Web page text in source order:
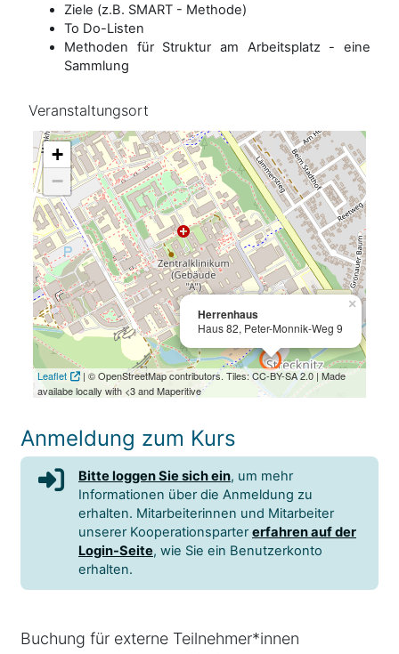
Ziele (z.B. SMART - Methode)
To Do-Listen
Methoden für Struktur am Arbeitsplatz - eine
Sammlung
Veranstaltungsort
Herrenhaus
Haus 82, Peter-Monnik-Weg 9
×
+
−
Leaflet
| © OpenStreetMap contributors. Tiles: CC-BY-SA 2.0 | Made
availabe locally with <3 and Maperitive
Anmeldung zum Kurs
Bitte loggen Sie sich ein, um mehr
Informationen über die Anmeldung zu
erhalten. Mitarbeiterinnen und Mitarbeiter
unserer Kooperationsparter erfahren auf der
Login-Seite, wie Sie ein Benutzerkonto
erhalten.
Buchung für externe Teilnehmer*innen